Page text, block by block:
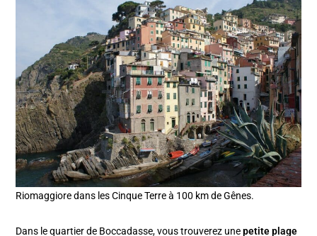
Riomaggiore dans les Cinque Terre à 100 km de Gênes.
Dans le quartier de Boccadasse, vous trouverez unepetite plage